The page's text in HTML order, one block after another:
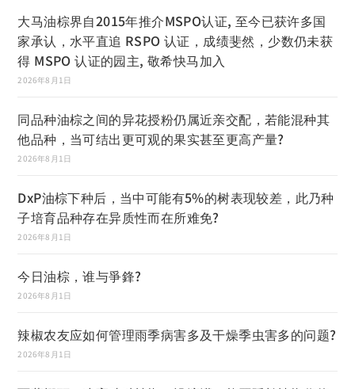
大马油棕界自2015年推介MSPO认证, 至今已获许多国
家承认，水平直追 RSPO 认证，成绩斐然，少数仍未获
得 MSPO 认证的园主, 敬希快马加入
2026年8月1日
同品种油棕之间的异花授粉仍属近亲交配，若能混种其
他品种，当可结出更可观的果实甚至更高产量?
2026年8月1日
DxP油棕下种后，当中可能有5%的树表现较差，此乃种
子培育品种存在异质性而在所难免?
2026年8月1日
今日油棕，谁与爭鋒?
2026年8月1日
辣椒农友应如何管理雨季病害多及干燥季虫害多的问题?
2026年8月1日